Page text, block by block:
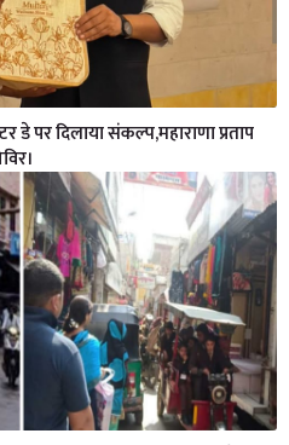
डे पर दिलाया संकल्प,महाराणा प्रताप